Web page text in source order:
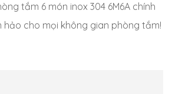
tắm 6 món inox 304 6M6A chính
hảo cho mọi không gian phòng tắm!